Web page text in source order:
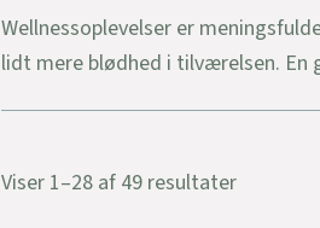
Wellnessoplevelser er
lidt mere blødhed i tilværelsen. En
Viser 1–28 af 49 resultater